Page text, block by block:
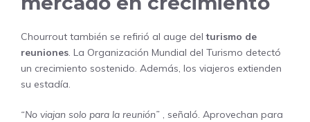
Chourrout también se refirió al auge delturismo de
reuniones. La Organización Mundial del Turismo detectó
un crecimiento sostenido. Además, los viajeros extienden
su estadía.
“No viajan solo para la reunión” , señaló. Aprovechan para